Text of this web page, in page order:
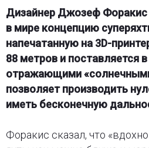
Дизайнер Джозеф Форакис
в мире концепцию
напечатанную на 3D-
88 метров и поставляется
отражающими
позволяет производить
иметь бесконечную
Форакис сказал, что